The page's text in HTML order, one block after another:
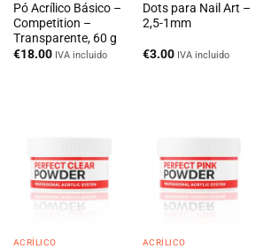
Pó Acrílico Básico –
Competition –
Transparente, 60 g
€18.00 IVA incluido
Dots para Nail Art –
2,5-1mm
€3.00 IVA incluido
ACRÍLICO ACRÍLICO